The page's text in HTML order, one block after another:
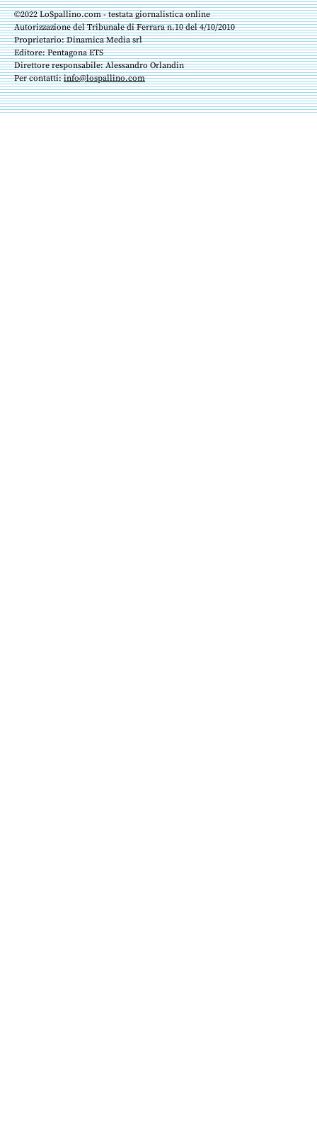
©2022 LoSpallino.com - testata giornalistica online
Autorizzazione del Tribunale di Ferrara n.10 del 4/10/2010
Proprietario: Dinamica Media srl
Editore: Pentagona ETS
Direttore responsabile: Alessandro Orlandin
Per contatti:info@lospallino.com